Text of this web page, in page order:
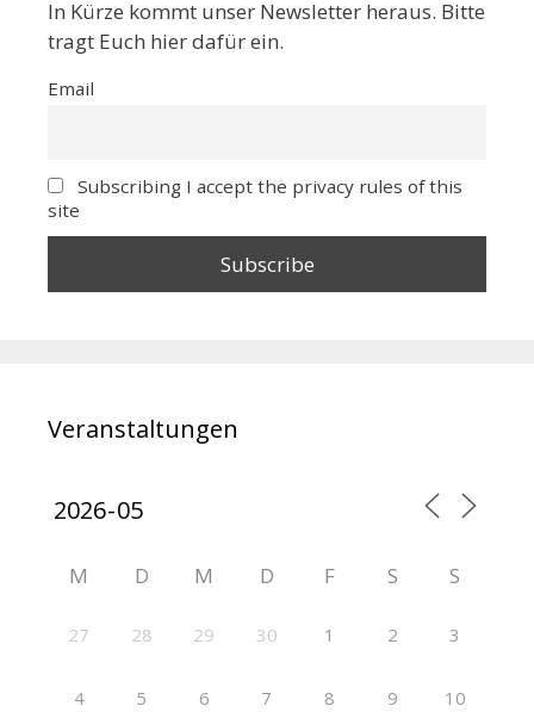
In Kürze kommt unser Newsletter heraus. Bitte
tragt Euch hier dafür ein.
Email
Subscribing I accept the privacy rules of this
site
Veranstaltungen
M D M D F S S
27 28 29 30 1 2 3
4 5 6 7 8 9 10